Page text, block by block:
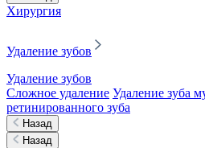
Хирургия
Удаление зубов
Удаление зубов
Сложное удаление Удаление зуба
ретинированного зуба
Назад
Назад